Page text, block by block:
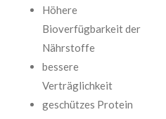
Höhere
Bioverfügbarkeit der
Nährstoffe
bessere
Verträglichkeit
geschützes Protein